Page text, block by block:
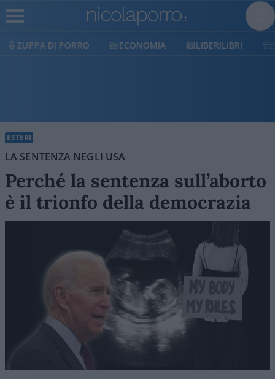
ECONOMIA LIBERILIBRI SHOP SOSTIENICI
ESTERI
LA SENTENZA NEGLI USA
Perché la sentenza sull’aborto
è il trionfo della democrazia